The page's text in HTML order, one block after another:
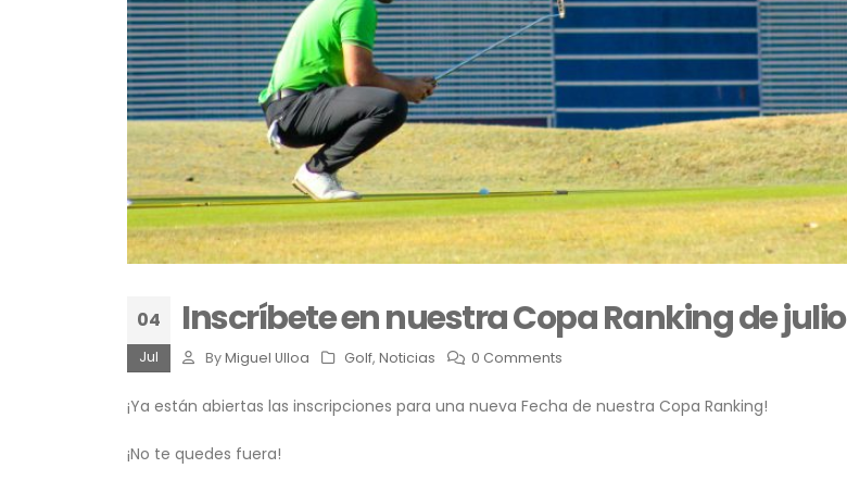
04
Jul
Inscríbete en nuestra Copa Ranking de julio
By Miguel Ulloa Golf,Noticias 0 Comments
¡Ya están abiertas las inscripciones para una nueva Fecha de nuestra Copa Ranking!
¡No te quedes fuera!